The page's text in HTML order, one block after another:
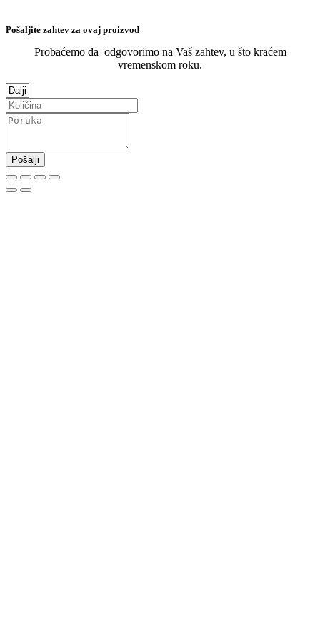
Pošaljite zahtev za ovaj proizvod
Probaćemo da odgovorimo na Vaš zahtev, u što kraćem
vremenskom roku.
Pošalji